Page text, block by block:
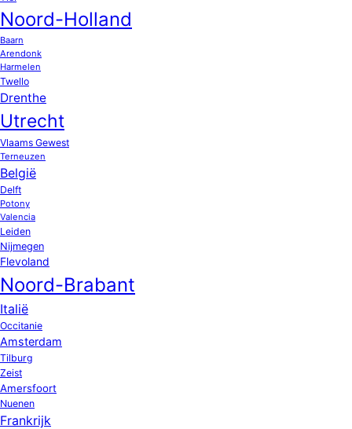
Noord-Holland
Baarn
Arendonk
Harmelen
Twello
Drenthe
Utrecht
Vlaams Gewest
Terneuzen
België
Delft
Potony
Valencia
Leiden
Nijmegen
Flevoland
Noord-Brabant
Italië
Occitanie
Amsterdam
Tilburg
Zeist
Amersfoort
Nuenen
Frankrijk